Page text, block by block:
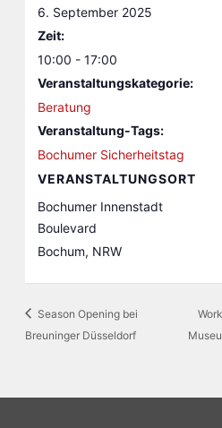
6. September 2025
Zeit:
10:00 - 17:00
Veranstaltungskategorie:
Beratung
Veranstaltung-Tags:
Bochumer Sicherheitstag
VERANSTALTUNGSORT
Bochumer Innenstadt
Boulevard
Bochum, NRW
Season Opening bei
Breuninger Düsseldorf